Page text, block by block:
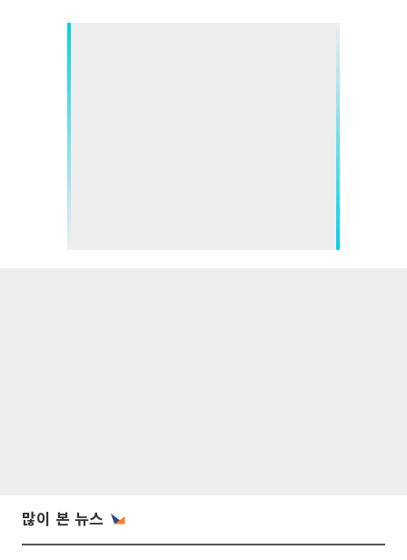
많이 본 뉴스